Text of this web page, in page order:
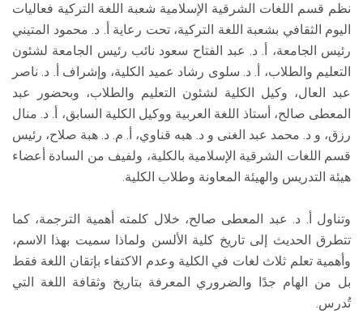
سجل الان
نظم قسم اللغات الشرقية الإسلامية شعبة اللغة التركية فعاليات
اليوم الثقافي بشعبة اللغة التركية، تحت رعاية أ. د. محمود المتيني
رئيس الجامعة، أ. د. عبد الفتاح سعود نائب رئيس الجامعة لشئون
التعليم والطلاب، أ. د. سلوى رشاد عميد الكلية، وإشراف أ. د. ناصر
عبد العال، وكيل الكلية لشئون التعليم والطلاب، وبحضور عبد
المعطى صالح، أستاذ اللغة العربية ووكيل الكلية السابق، أ. د. منال
رزق، و د. محمد عبد الغنى و د. هبه قناوي، أ. م. د. هبة صلاح، رئيس
قسم اللغات الشرقية الإسلامية بالكلية، ولفيف من السادة أعضاء
هيئة التدريس والهيئة المعاونة وطلاب الكلية.
وتناول أ. د. عبد المعطى صالح، خلال كلمته أهمية الترجمة، كما
تتطرق الحديث إلى تاريخ كلية الألسن ولماذا سميت بهذا الاسم،
وأهمية تعلم ثلاث لغات في الكلية وعدم الاكتفاء بإتقان اللغة فقط
بل من الهام جدًا والضروري المعرفة بتاريخ وثقافة اللغة التي
تُدرس.